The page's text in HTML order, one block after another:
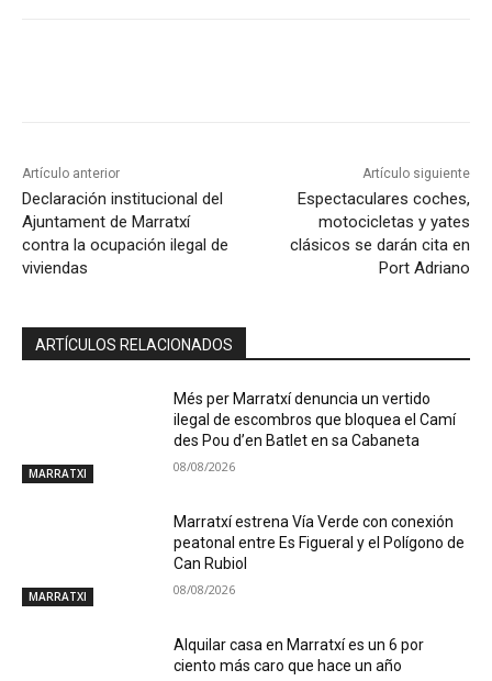
Artículo anterior
Declaración institucional del
Ajuntament de Marratxí
contra la ocupación ilegal de
viviendas
Artículo siguiente
Espectaculares coches,
motocicletas y yates
clásicos se darán cita en
Port Adriano
ARTÍCULOS RELACIONADOS
MARRATXI
Més per Marratxí denuncia un vertido
ilegal de escombros que bloquea el Camí
des Pou d’en Batlet en sa Cabaneta
08/08/2026
MARRATXI
Marratxí estrena Vía Verde con conexión
peatonal entre Es Figueral y el Polígono de
Can Rubiol
08/08/2026
Alquilar casa en Marratxí es un 6 por
ciento más caro que hace un año